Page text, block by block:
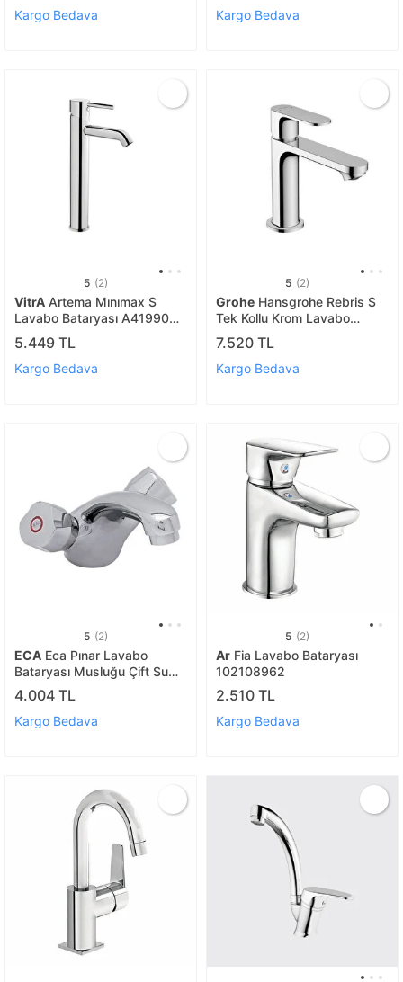
Kargo Bedava Kargo Bedava
5 (2)
VitrA Artema Mınımax S
Lavabo Bataryası A41990
Yüksek - Krom
5.449 TL
Kargo Bedava
5 (2)
Grohe Hansgrohe Rebris S
Tek Kollu Krom Lavabo
Bataryası - 72517000
7.520 TL
Kargo Bedava
5 (2)
ECA Eca Pınar Lavabo
Bataryası Musluğu Çift Su
Girişli 102108557
4.004 TL
Kargo Bedava
5 (2)
Ar Fia Lavabo Bataryası
102108962
2.510 TL
Kargo Bedava